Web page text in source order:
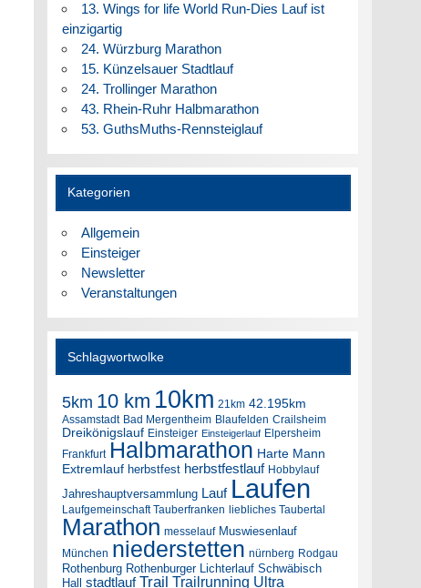
13. Wings for life World Run-Dies Lauf ist
einzigartig
24. Würzburg Marathon
15. Künzelsauer Stadtlauf
24. Trollinger Marathon
43. Rhein-Ruhr Halbmarathon
53. GuthsMuths-Rennsteiglauf
Kategorien
Allgemein
Einsteiger
Newsletter
Veranstaltungen
Schlagwortwolke
5km 10 km 10km 21km 42.195km
Assamstadt Bad Mergentheim Blaufelden Crailsheim
Dreikönigslauf Einsteiger Einsteigerlauf Elpersheim
Frankfurt Halbmarathon Harte Mann
Extremlauf herbstfest herbstfestlauf Hobbylauf
Jahreshauptversammlung Lauf Laufen
Laufgemeinschaft Tauberfranken liebliches Taubertal
Marathon messelauf Muswiesenlauf
München niederstetten nürnberg Rodgau
Rothenburg Rothenburger Lichterlauf Schwäbisch
Hall stadtlauf Trail Trailrunning Ultra